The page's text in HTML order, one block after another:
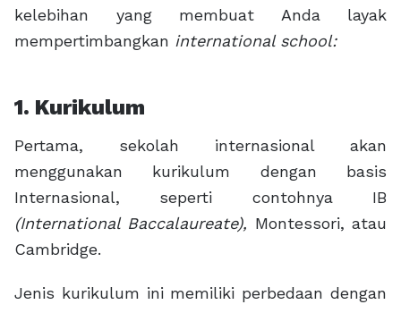
kelebihan yang membuat Anda layak
mempertimbangkan international school:
1. Kurikulum
Pertama, sekolah internasional akan
menggunakan kurikulum dengan basis
Internasional, seperti contohnya IB
(International Baccalaureate), Montessori, atau
Cambridge.
Jenis kurikulum ini memiliki perbedaan dengan